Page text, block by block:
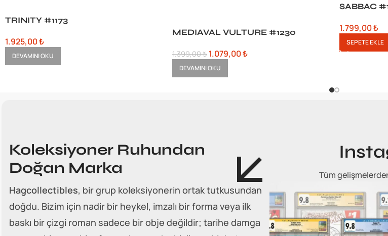
TRINITY #1173
1.925,00₺
DEVAMINI OKU
MEDIAVAL VULTURE #1230
1.399,00₺ 1.079,00₺
DEVAMINI OKU
SABBAC
1.799,00₺
SEPETE EKLE
Koleksiyoner Ruhundan
Doğan Marka
Hagcollectibles, bir grup koleksiyonerin ortak tutkusundan
doğdu. Bizim için nadir bir heykel, imzalı bir forma veya ilk
baskı bir çizgi roman sadece bir obje değildir; tarihe damga
Tüm